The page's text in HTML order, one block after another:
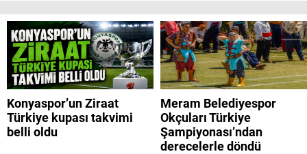
Konyaspor’un Ziraat
Türkiye kupası takvimi
belli oldu
Meram Belediyespor
Okçuları Türkiye
Şampiyonası’ndan
derecelerle döndü